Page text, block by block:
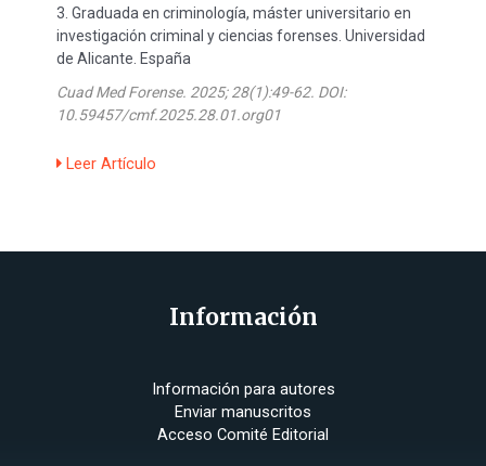
3. Graduada en criminología, máster universitario en
investigación criminal y ciencias forenses. Universidad
de Alicante. España
Cuad Med Forense. 2025; 28(1):49-62. DOI:
10.59457/cmf.2025.28.01.org01
Leer Artículo
Información
Información para autores
Enviar manuscritos
Acceso Comité Editorial